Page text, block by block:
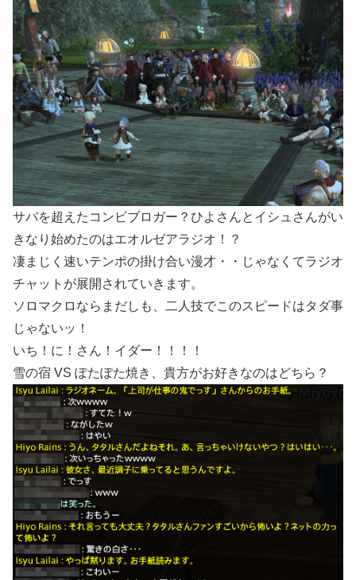
サバを超えたコンビブロガー？ひよさんとイシュさんがい
きなり始めたのはエオルゼアラジオ！？
凄まじく速いテンポの掛け合い漫才・・じゃなくてラジオ
チャットが展開されていきます。
ソロマクロならまだしも、二人技でこのスピードはタダ事
じゃないッ！
いち！に！さん！イダー！！！！
雪の宿 VS ぽたぽた焼き、貴方がお好きなのはどちら？